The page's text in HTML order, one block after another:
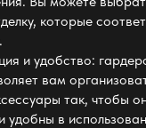
, которые
и удобство:
вам
так, чтобы
удобны в